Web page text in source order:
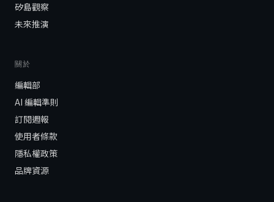
矽島觀察
未來推演
關於
編輯部
AI 編輯準則
訂閱週報
使用者條款
隱私權政策
品牌資源